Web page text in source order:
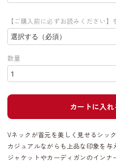
【ご購入前に必ずお読みください】
数量
カートに入れ
Vネックが首元を美しく見せるシッ
カジュアルながらも上品な印象を与
ジャケットやカーディガンのインナ